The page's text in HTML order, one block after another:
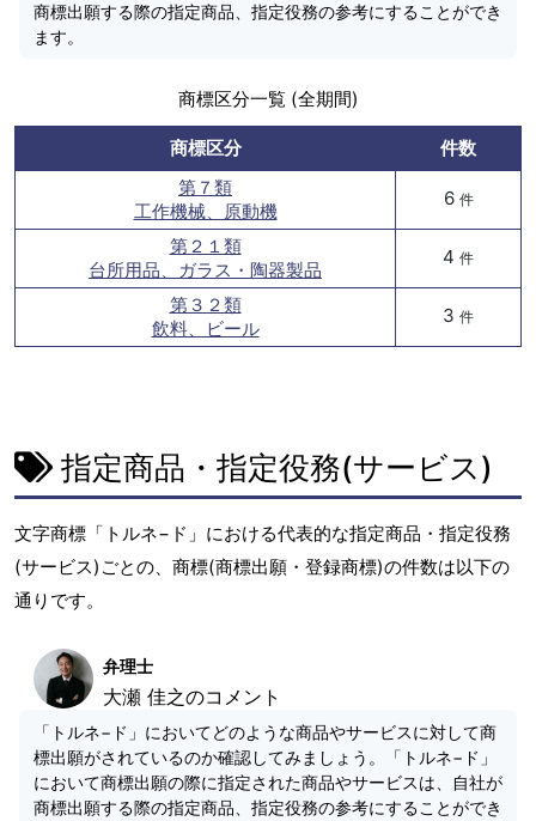
商標出願する際の指定商品、指定役務の参考にすることができ
ます。
商標区分一覧 (全期間)
商標区分
件数
第７類
工作機械、原動機
6 件
第２１類
台所用品、ガラス・陶器製品
4 件
第３２類
飲料、ビール
3 件
指定商品・指定役務(サービス)
文字商標「トルネ−ド」における代表的な指定商品・指定役務
(サービス)ごとの、商標(商標出願・登録商標)の件数は以下の
通りです。
弁理士
大瀬 佳之のコメント
「トルネ−ド」においてどのような商品やサービスに対して商
標出願がされているのか確認してみましょう。「トルネ−ド」
において商標出願の際に指定された商品やサービスは、自社が
商標出願する際の指定商品、指定役務の参考にすることができ